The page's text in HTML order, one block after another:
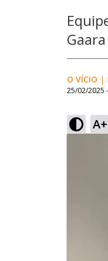
O VÍCIO |
25/02/2025
A+